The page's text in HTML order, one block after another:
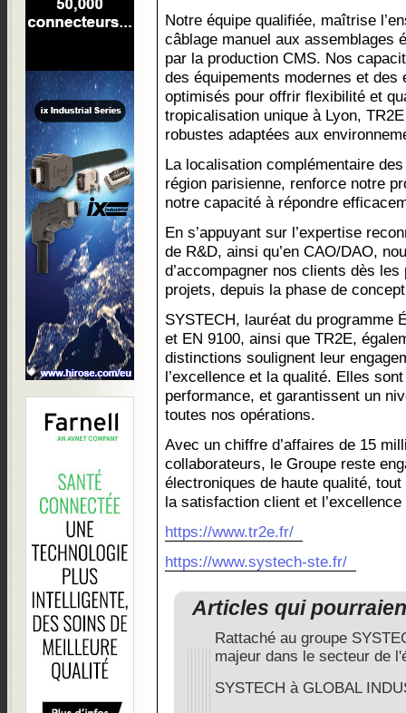
Notre équipe qualifiée, maîtrise
câblage manuel aux assemblages
par la production CMS. Nos
des équipements modernes et des
optimisés pour offrir flexibilité et
tropicalisation unique à Lyon,
robustes adaptées aux
La localisation complémentaire
région parisienne, renforce notre
notre capacité à répondre
En s’appuyant sur l’expertise
de R&D, ainsi qu’en CAO/DAO,
d’accompagner nos clients dès
projets, depuis la phase de
SYSTECH, lauréat du programme
et EN 9100, ainsi que TR2E,
distinctions soulignent leur
l’excellence et la qualité. Elles
performance, et garantissent un
toutes nos opérations.
Avec un chiffre d’affaires de 15
collaborateurs, le Groupe reste
électroniques de haute qualité,
la satisfaction client et
https://www.tr2e.fr/
https://www.systech-ste.fr/
Articles qui
Rattaché au groupe
majeur dans le secteur de
SYSTECH à GLOBAL